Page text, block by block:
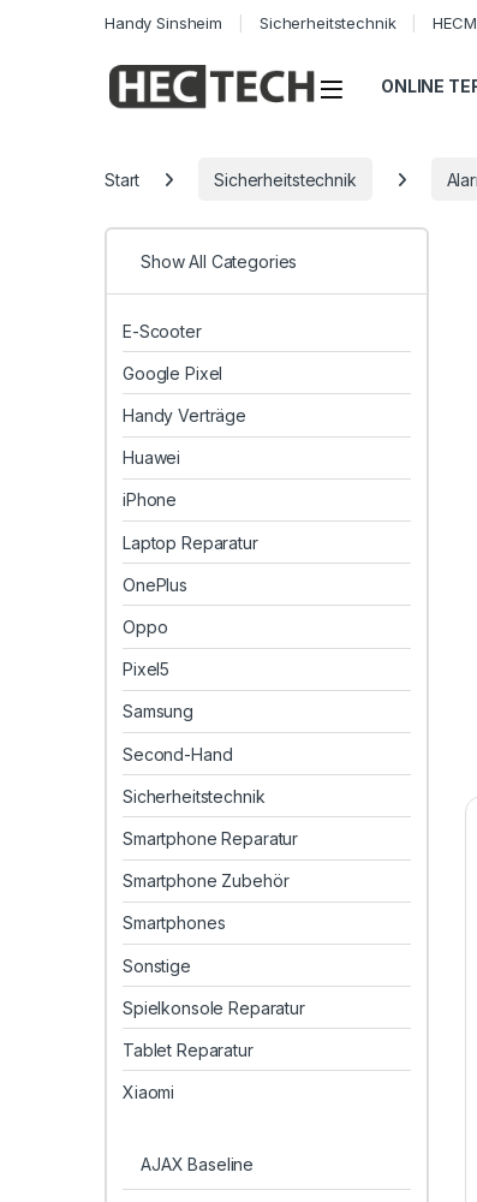
Handy Sinsheim Sicherheitstechnik
Open ONLINE
Start Sicherheitstechnik
Show All Categories
E-Scooter
Google Pixel
Handy Verträge
Huawei
iPhone
Laptop Reparatur
OnePlus
Oppo
Pixel5
Samsung
Second-Hand
Sicherheitstechnik
Smartphone Reparatur
Smartphone Zubehör
Smartphones
Sonstige
Spielkonsole Reparatur
Tablet Reparatur
Xiaomi
AJAX Baseline